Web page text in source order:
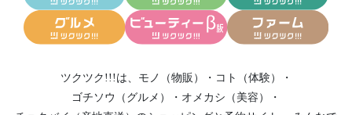
ツクツク!!!は、 モノ（物販） ・ コト（体験）
・
ゴチソウ（グルメ）
・ オメカシ（美容）
・